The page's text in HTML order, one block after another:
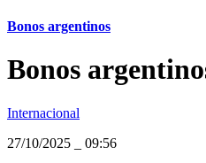
Bonos argentinos
Bonos
Internacional
27/10/2025
09:56